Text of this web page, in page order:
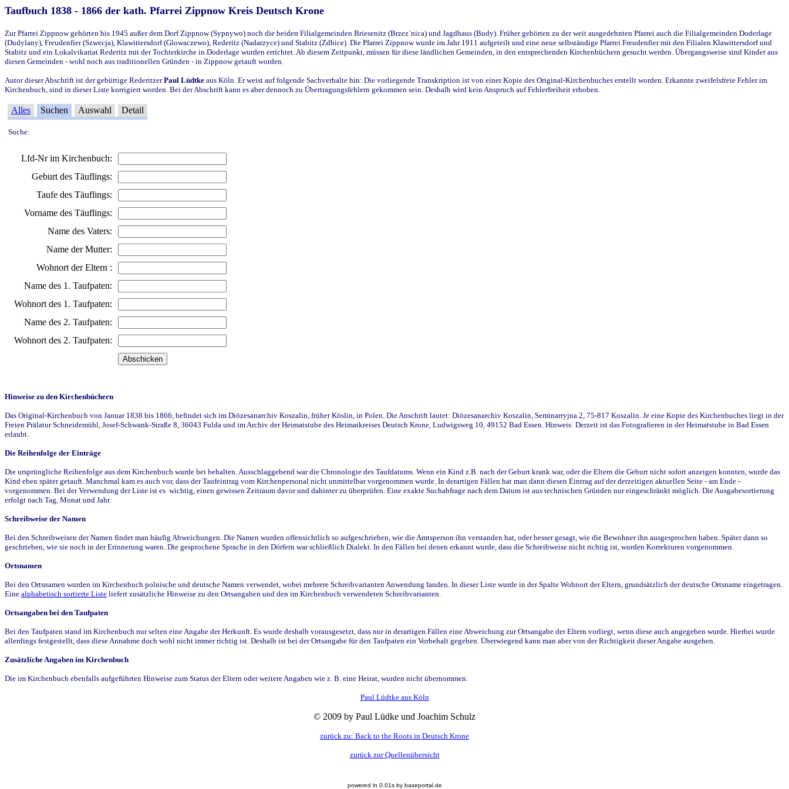
Taufbuch 1838 - 1866 der kath. Pfarrei Zippnow Kreis Deutsch Krone
Zur Pfarrei Zippnow gehörten bis 1945 außer dem Dorf Zippnow (Sypnywo) noch die beiden Filialgemeinden Briesenitz (Brzez`nica) und Jagdhaus (Budy). Früher gehörten zu der weit ausgedehnten Pfarrei auch die Filialgemeinden Doderlage
(Dudylany), Freudenfier (Szwecja), Klawittersdorf (Glowaczewo), Rederitz (Nadarzyce) und Stabitz (Zdbice). Die Pfarrei Zippnow wurde im Jahr 1911 aufgeteilt und eine neue selbständige Pfarrei Freudenfier mit den Filialen Klawittersdorf und
Stabitz und ein Lokalvikariat Rederitz mit der Tochterkirche in Doderlage wurden errichtet. Ab diesem Zeitpunkt, müssen für diese ländlichen Gemeinden, in den entsprechenden Kirchenbüchern gesucht werden. Übergangsweise sind Kinder aus
diesen Gemeinden - wohl noch aus traditionellen Gründen - in Zippnow getauft worden.
Autor dieser Abschrift ist der gebürtige RederitzerPaul Lüdtke aus Köln. Er weist auf folgende Sachverhalte hin: Die vorliegende Transkription ist von einer Kopie des Original-Kirchenbuches erstellt worden. Erkannte zweifelsfreie Fehler im
Kirchenbuch, sind in dieser Liste korrigiert worden. Bei der Abschrift kann es aber dennoch zu Übertragungsfehlern gekommen sein. Deshalb wird kein Anspruch auf Fehlerfreiheit erhoben.
Alles Suchen Auswahl Detail
Suche:
Lfd-Nr im Kirchenbuch:
Geburt des Täuflings:
Taufe des Täuflings:
Vorname des Täuflings:
Name des Vaters:
Name der Mutter:
Wohnort der Eltern :
Name des 1. Taufpaten:
Wohnort des 1. Taufpaten:
Name des 2. Taufpaten:
Wohnort des 2. Taufpaten:
Hinweise zu den Kirchenbüchern
Das Original-Kirchenbuch von Januar 1838 bis 1866, befindet sich im Diözesanarchiv Koszalin, früher Köslin, in Polen. Die Anschrift lautet: Diözesanarchiv Koszalin, Seminarryjna 2, 75-817 Koszalin. Je eine Kopie des Kirchenbuches liegt in der
Freien Prälatur Schneidemühl, Josef-Schwank-Straße 8, 36043 Fulda und im Archiv der Heimatstube des Heimatkreises Deutsch Krone, Ludwigsweg 10, 49152 Bad Essen. Hinweis: Derzeit ist das Fotografieren in der Heimatstube in Bad Essen
erlaubt.
Die Reihenfolge der Einträge
Die ursprüngliche Reihenfolge aus dem Kirchenbuch wurde bei behalten. Ausschlaggebend war die Chronologie des Taufdatums. Wenn ein Kind z.B. nach der Geburt krank war, oder die Eltern die Geburt nicht sofort anzeigen konnten, wurde das
Kind eben später getauft. Manchmal kam es auch vor, dass der Taufeintrag vom Kirchenpersonal nicht unmittelbar vorgenommen wurde. In derartigen Fällen hat man dann diesen Eintrag auf der derzeitigen aktuellen Seite - am Ende -
vorgenommen. Bei der Verwendung der Liste ist es wichtig, einen gewissen Zeitraum davor und dahinter zu überprüfen. Eine exakte Suchabfrage nach dem Datum ist aus technischen Gründen nur eingeschränkt möglich. Die Ausgabesortierung
erfolgt nach Tag, Monat und Jahr.
Schreibweise der Namen
Bei den Schreibweisen der Namen findet man häufig Abweichungen. Die Namen wurden offensichtlich so aufgeschrieben, wie die Amtsperson ihn verstanden hat, oder besser gesagt, wie die Bewohner ihn ausgesprochen haben. Später dann so
geschrieben, wie sie noch in der Erinnerung waren. Die gesprochene Sprache in den Dörfern war schließlich Dialekt. In den Fällen bei denen erkannt wurde, dass die Schreibweise nicht richtig ist, wurden Korrekturen vorgenommen.
Ortsnamen
Bei den Ortsnamen wurden im Kirchenbuch polnische und deutsche Namen verwendet, wobei mehrere Schreibvarianten Anwendung fanden. In dieser Liste wurde in der Spalte Wohnort der Eltern, grundsätzlich der deutsche Ortsname eingetragen.
Eine alphabetisch sortierte Liste liefert zusätzliche Hinweise zu den Ortsangaben und den im Kirchenbuch verwendeten Schreibvarianten.
Ortsangaben bei den Taufpaten
Bei den Taufpaten stand im Kirchenbuch nur selten eine Angabe der Herkunft. Es wurde deshalb vorausgesetzt, dass nur in derartigen Fällen eine Abweichung zur Ortsangabe der Eltern vorliegt, wenn diese auch angegeben wurde. Hierbei wurde
allerdings festgestellt, dass diese Annahme doch wohl nicht immer richtig ist. Deshalb ist bei der Ortsangabe für den Taufpaten ein Vorbehalt gegeben. Überwiegend kann man aber von der Richtigkeit dieser Angabe ausgehen.
Zusätzliche Angaben im Kirchenbuch
Die im Kirchenbuch ebenfalls aufgeführten Hinweise zum Status der Eltern oder weitere Angaben wie z. B. eine Heirat, wurden nicht übernommen.
Paul Lüdtke aus Köln
© 2009 by Paul Lüdke und Joachim Schulz
zurück zu: Back to the Roots in Deutsch Krone
zurück zur Quellenübersicht
powered in 0.01s by baseportal.de